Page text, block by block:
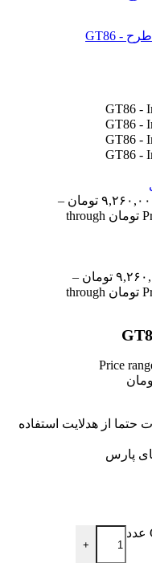
تومان –
Price range: ۶,۶۶۰,۰۰۰ تومان through
تومان –
Price range: ۶,۶۶۰,۰۰۰ تومان through
Price
حتما از هدلایت استفاده
پارس
+